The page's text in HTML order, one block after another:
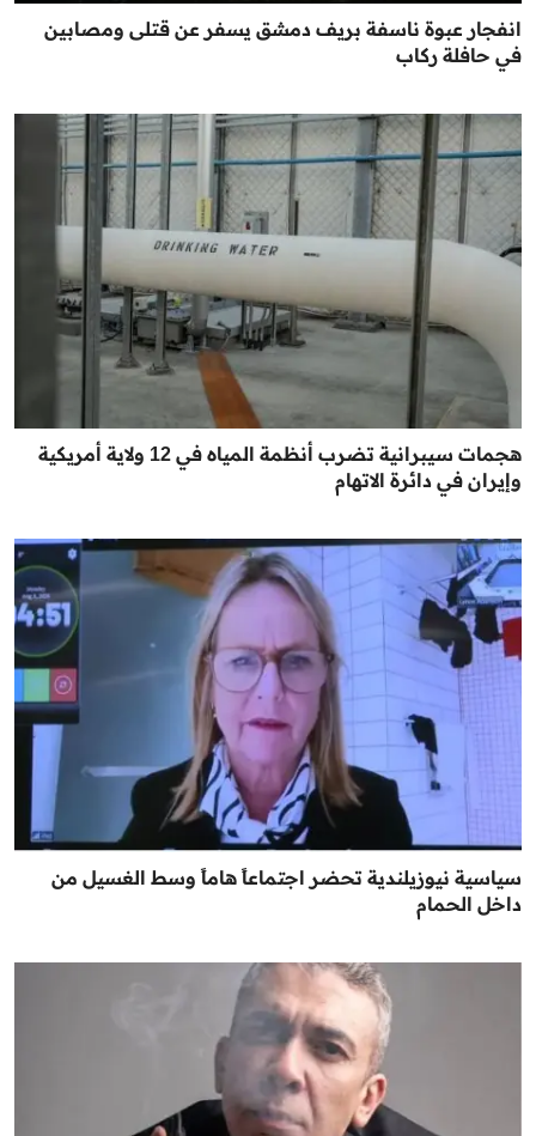
انفجار عبوة ناسفة بريف دمشق يسفر عن قتلى ومصابين
في حافلة ركاب
هجمات سيبرانية تضرب أنظمة المياه في 12 ولاية أمريكية
وإيران في دائرة الاتهام
سياسية نيوزيلندية تحضر اجتماعاً هاماً وسط الغسيل من
داخل الحمام